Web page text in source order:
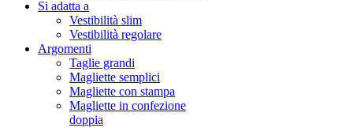
Si adatta a
Vestibilità slim
Vestibilità regolare
Argomenti
Taglie grandi
Magliette semplici
Magliette con stampa
Magliette in confezione
doppia